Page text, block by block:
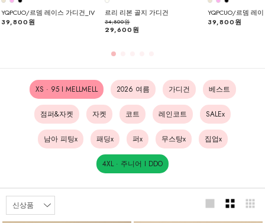
YQPCUO/르뎀 레이스 가디건_IV
39,800원
르리 리본 골지 가디건
34,800원
29,600원
YQPCUO/르뎀 레
39,800원
XS · 95 I MELLMELL 2026 여름 가디건 베스트
점퍼&자켓 자켓 코트 레인코트 SALEx
남아 피팅x 패딩x 퍼x 무스탕x 집업x
4XL · 주니어 I DDO